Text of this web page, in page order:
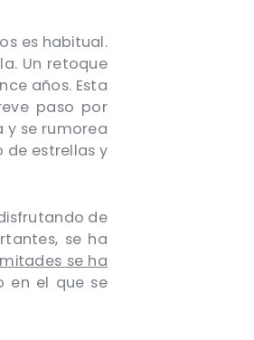
es habitual.
Un retoque
años. Esta
paso por
y se rumorea
de estrellas y
de
se ha
se ha
en el que se